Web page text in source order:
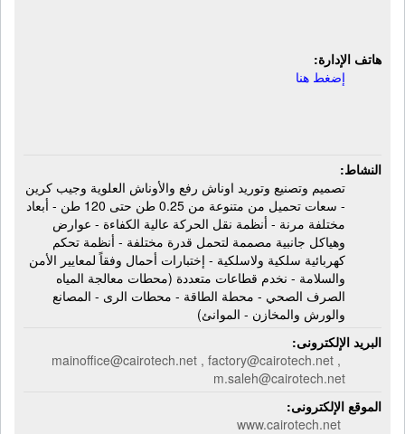
هاتف الإدارة:
إضغط هنا
النشاط:
تصميم وتصنيع وتوريد اوناش رفع والأوناش العلوية وجيب كرين
- سعات تحميل من متنوعة من 0.25 طن حتى 120 طن - أبعاد
مختلفة مرنة - أنظمة نقل الحركة عالية الكفاءة - عوارض
وهياكل جانبية مصممة لتحمل قدرة مختلفة - أنظمة تحكم
كهربائية سلكية ولاسلكية - إختبارات أحمال وفقاً لمعايير الأمن
والسلامة - نخدم قطاعات متعددة (محطات معالجة المياه
الصرف الصحي - محطة الطاقة - محطات الرى - المصانع
والورش والمخازن - الموانئ)
البريد الإلكترونى:
mainoffice@cairotech.net , factory@cairotech.net ,
m.saleh@cairotech.net
الموقع الإلكترونى:
www.cairotech.net